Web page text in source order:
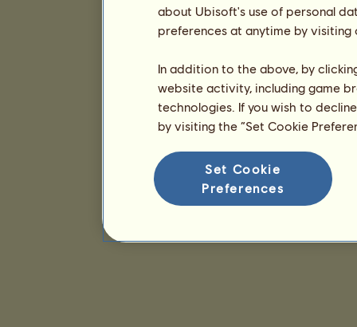
about Ubisoft's use of personal
preferences at anytime by
In addition to the above, by
website activity, including game
technologies. If you wish to
by visiting the “Set Cookie
Set Cookie
Preferences